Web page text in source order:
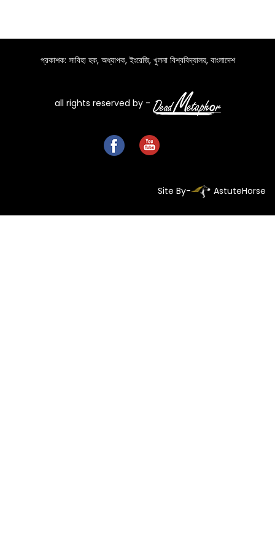
প্রকাশক: সাবিহা হক, অধ্যাপক, ইংরেজি, খুলনা বিশ্ববিদ্যালয়, বাংলাদেশ
all rights reserved by -
Site By- AstuteHorse